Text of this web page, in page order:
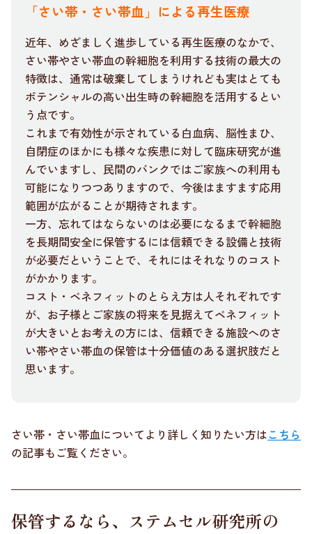
「さい帯・さい帯血」による再生医療
近年、めざましく進歩している再生医療のなかで、
さい帯やさい帯血の幹細胞を利用する技術の最大の
特徴は、通常は破棄してしまうけれども実はとても
ポテンシャルの高い出生時の幹細胞を活用するとい
う点です。
これまで有効性が示されている白血病、脳性まひ、
自閉症のほかにも様々な疾患に対して臨床研究が進
んでいますし、民間のバンクではご家族への利用も
可能になりつつありますので、今後はますます応用
範囲が広がることが期待されます。
一方、忘れてはならないのは必要になるまで幹細胞
を長期間安全に保管するには信頼できる設備と技術
が必要だということで、それにはそれなりのコスト
がかかります。
コスト・ベネフィットのとらえ方は人それぞれです
が、お子様とご家族の将来を見据えてベネフィット
が大きいとお考えの方には、信頼できる施設へのさ
い帯やさい帯血の保管は十分価値のある選択肢だと
思います。
さい帯・さい帯血についてより詳しく知りたい方はこちら
の記事もご覧ください。
保管するなら、ステムセル研究所の